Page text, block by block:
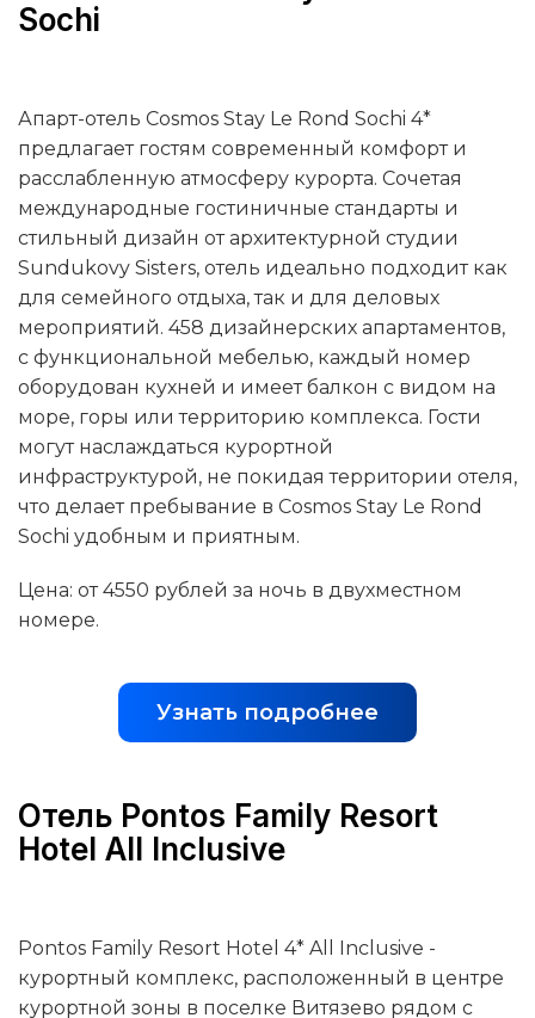
Sochi
Апарт-отель Cosmos Stay Le Rond Sochi 4*
предлагает гостям современный комфорт и
расслабленную атмосферу курорта. Сочетая
международные гостиничные стандарты и
стильный дизайн от архитектурной студии
Sundukovy Sisters, отель идеально подходит как
для семейного отдыха, так и для деловых
мероприятий. 458 дизайнерских апартаментов,
с функциональной мебелью, каждый номер
оборудован кухней и имеет балкон с видом на
море, горы или территорию комплекса. Гости
могут наслаждаться курортной
инфраструктурой, не покидая территории отеля,
что делает пребывание в Cosmos Stay Le Rond
Sochi удобным и приятным.
Цена: от 4550 рублей за ночь в двухместном
номере.
Узнать подробнее
Отель Pontos Family Resort
Hotel All Inclusive
Pontos Family Resort Hotel 4* All Inclusive -
курортный комплекс, расположенный в центре
курортной зоны в поселке Витязево рядом с